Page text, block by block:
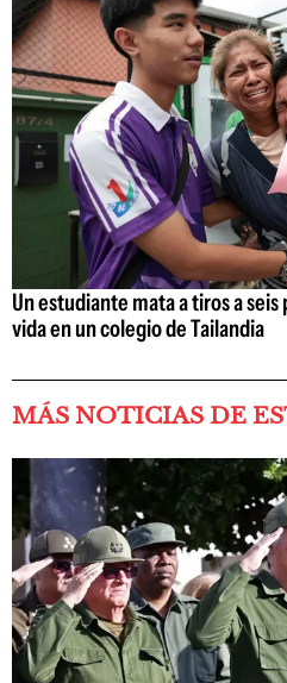
Un estudiante mata a tiros a
vida en un colegio de Tailandia
MÁS NOTICIAS DE